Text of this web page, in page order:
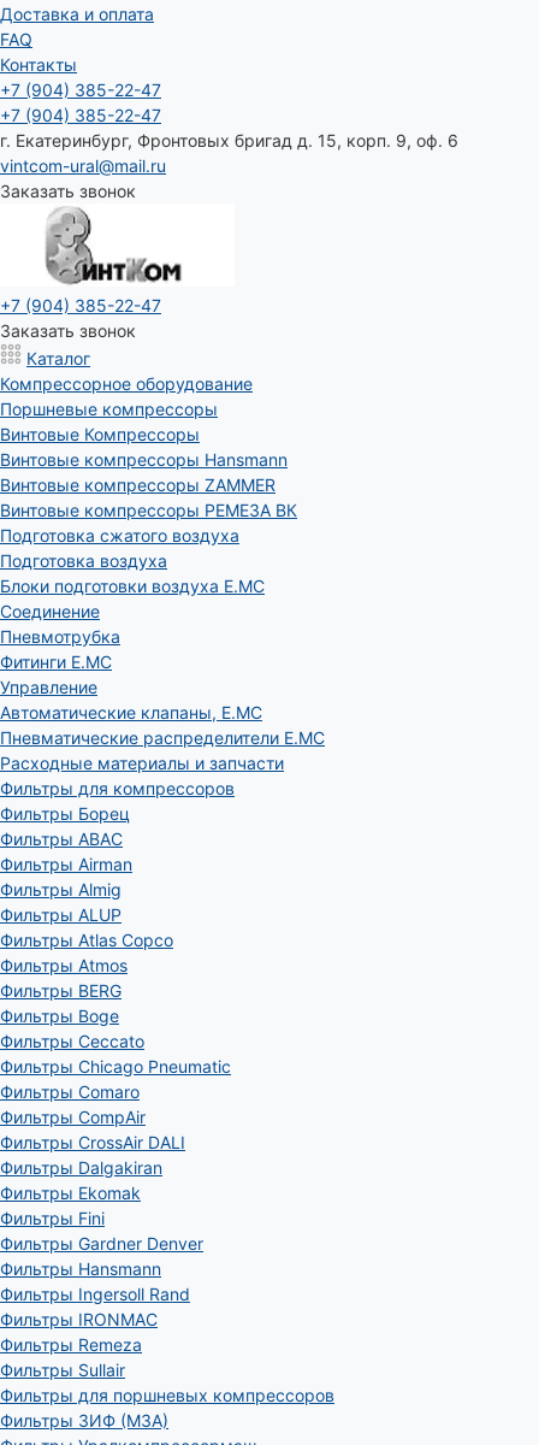
Доставка и оплата
FAQ
Контакты
+7 (904) 385-22-47
+7 (904) 385-22-47
г. Екатеринбург, Фронтовых бригад д. 15, корп. 9, оф. 6
vintcom-ural@mail.ru
Заказать звонок
+7 (904) 385-22-47
Заказать звонок
Каталог
Компрессорное оборудование
Поршневые компрессоры
Винтовые Компрессоры
Винтовые компрессоры Hansmann
Винтовые компрессоры ZAMMER
Винтовые компрессоры РЕМЕЗА ВК
Подготовка сжатого воздуха
Подготовка воздуха
Блоки подготовки воздуха E.MC
Соединение
Пневмотрубка
Фитинги E.MC
Управление
Автоматические клапаны, Е.МС
Пневматические распределители E.MC
Расходные материалы и запчасти
Фильтры для компрессоров
Фильтры Борец
Фильтры ABAC
Фильтры Airman
Фильтры Almig
Фильтры ALUP
Фильтры Atlas Copco
Фильтры Atmos
Фильтры BERG
Фильтры Boge
Фильтры Ceccato
Фильтры Chicago Pneumatic
Фильтры Comaro
Фильтры CompAir
Фильтры CrossAir DALI
Фильтры Dalgakiran
Фильтры Ekomak
Фильтры Fini
Фильтры Gardner Denver
Фильтры Hansmann
Фильтры Ingersoll Rand
Фильтры IRONMAC
Фильтры Remeza
Фильтры Sullair
Фильтры для поршневых компрессоров
Фильтры ЗИФ (МЗА)